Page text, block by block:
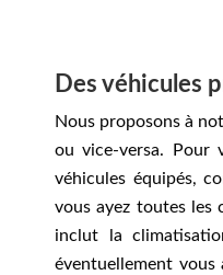
Des véhicules
Nous proposons à
ou vice-versa. Pour
véhicules équipés,
vous ayez toutes les
inclut la
éventuellement vous